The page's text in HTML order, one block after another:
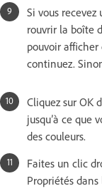
Si vous
rouvrir la boîte
pouvoir
continuez.
Cliquez sur OK
jusqu’à ce que
des couleurs.
Faites un clic
Propriétés